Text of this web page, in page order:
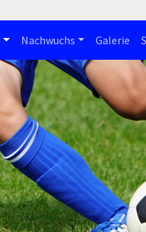
Nachwuchs Galerie